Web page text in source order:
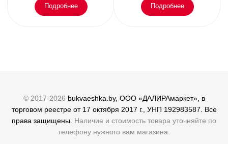
Подробнее Подробнее
© 2017-2026 bukvaeshka.by, ООО «ДАЛИРАмаркет», в
торговом реестре от 17 октября 2017 г., УНП 192983587. Все
права защищены. Наличие и стоимость товара уточняйте по
телефону нужного вам магазина.